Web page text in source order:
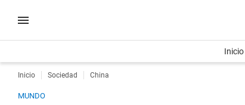
Inicio
Inicio Sociedad China
MUNDO